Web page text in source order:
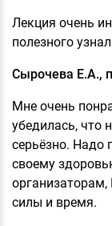
Лекция очень
полезного
Сырочева Е.А.,
Мне очень
убедилась, что
серьёзно. Надо
своему
организаторам,
силы и время.